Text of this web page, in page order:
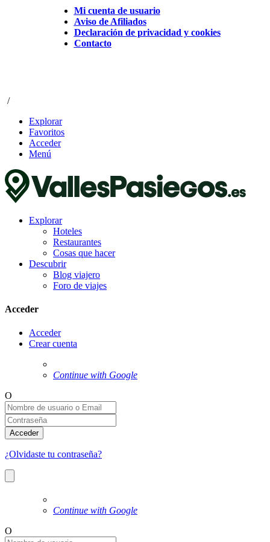
Mi cuenta de usuario
Aviso de Afiliados
Declaración de privacidad y cookies
Contacto
/
Explorar
Favoritos
Acceder
Menú
Explorar
Hoteles
Restaurantes
Cosas que hacer
Descubrir
Blog viajero
Foro de viajes
Acceder
Acceder
Crear cuenta
Continue with Google
O
Acceder
¿Olvidaste tu contraseña?
Continue with Google
O